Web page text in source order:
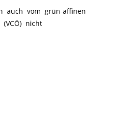
auch vom grün-affinen
(VCÖ) nicht